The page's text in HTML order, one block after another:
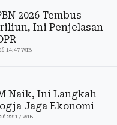
2026 Tembus
Ini Penjelasan
14:47 WIB
Naik, Ini Langkah
Jaga Ekonomi
22:17 WIB